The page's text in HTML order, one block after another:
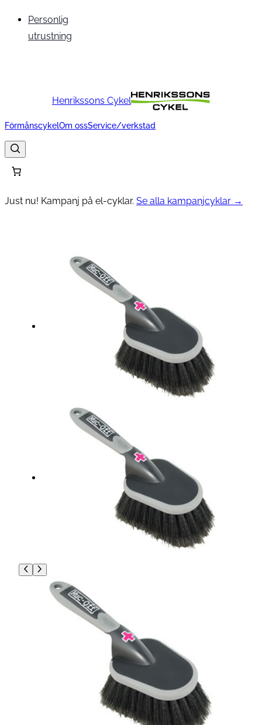
Personlig
utrustning
Henrikssons Cykel
FörmånscykelOm ossService/verkstad
Just nu! Kampanj på el-cyklar. Se alla kampanjcyklar →